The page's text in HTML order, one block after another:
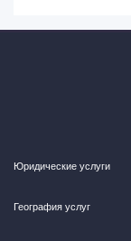
Юридические услуги
География услуг